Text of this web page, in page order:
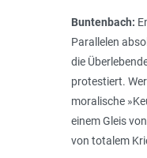
Buntenbach:
Parallelen
die
protestiert.
moralische
einem Gleis
von totalem